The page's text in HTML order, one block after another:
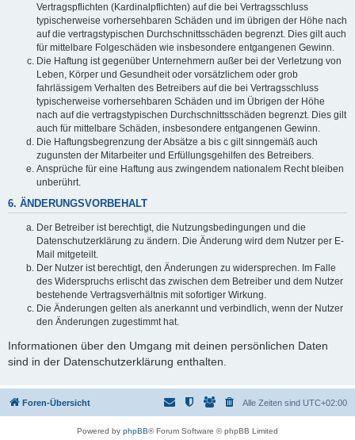
Vertragspflichten (Kardinalpflichten) auf die bei Vertragsschluss
typischerweise vorhersehbaren Schäden und im übrigen der Höhe nach
auf die vertragstypischen Durchschnittsschäden begrenzt. Dies gilt auch
für mittelbare Folgeschäden wie insbesondere entgangenen Gewinn.
Die Haftung ist gegenüber Unternehmern außer bei der Verletzung von
Leben, Körper und Gesundheit oder vorsätzlichem oder grob
fahrlässigem Verhalten des Betreibers auf die bei Vertragsschluss
typischerweise vorhersehbaren Schäden und im Übrigen der Höhe
nach auf die vertragstypischen Durchschnittsschäden begrenzt. Dies gilt
auch für mittelbare Schäden, insbesondere entgangenen Gewinn.
Die Haftungsbegrenzung der Absätze a bis c gilt sinngemäß auch
zugunsten der Mitarbeiter und Erfüllungsgehilfen des Betreibers.
Ansprüche für eine Haftung aus zwingendem nationalem Recht bleiben
unberührt.
6. ÄNDERUNGSVORBEHALT
Der Betreiber ist berechtigt, die Nutzungsbedingungen und die
Datenschutzerklärung zu ändern. Die Änderung wird dem Nutzer per E-
Mail mitgeteilt.
Der Nutzer ist berechtigt, den Änderungen zu widersprechen. Im Falle
des Widerspruchs erlischt das zwischen dem Betreiber und dem Nutzer
bestehende Vertragsverhältnis mit sofortiger Wirkung.
Die Änderungen gelten als anerkannt und verbindlich, wenn der Nutzer
den Änderungen zugestimmt hat.
Informationen über den Umgang mit deinen persönlichen Daten
sind in der Datenschutzerklärung enthalten.
Foren-Übersicht Alle Zeiten sind UTC+02:00
Powered by phpBB® Forum Software © phpBB Limited